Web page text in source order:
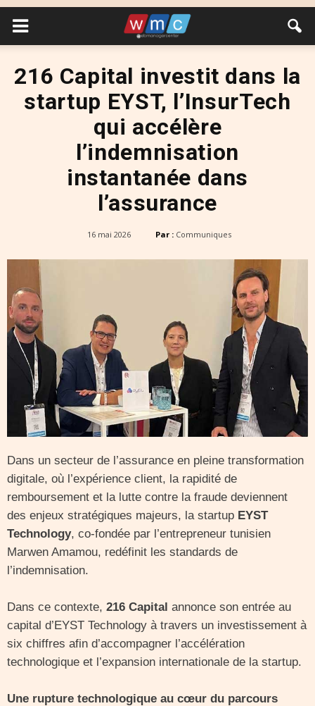
216 Capital investit dans la
startup EYST, l’InsurTech
qui accélère
l’indemnisation
instantanée dans
l’assurance
16 mai 2026 Par : Communiques
Dans un secteur de l’assurance en pleine transformation
digitale, où l’expérience client, la rapidité de
remboursement et la lutte contre la fraude deviennent
des enjeux stratégiques majeurs, la startup EYST
Technology, co-fondée par l’entrepreneur tunisien
Marwen Amamou, redéfinit les standards de
l’indemnisation.
Dans ce contexte, 216 Capital annonce son entrée au
capital d’EYST Technology à travers un investissement à
six chiffres afin d’accompagner l’accélération
technologique et l’expansion internationale de la startup.
Une rupture technologique au cœur du parcours